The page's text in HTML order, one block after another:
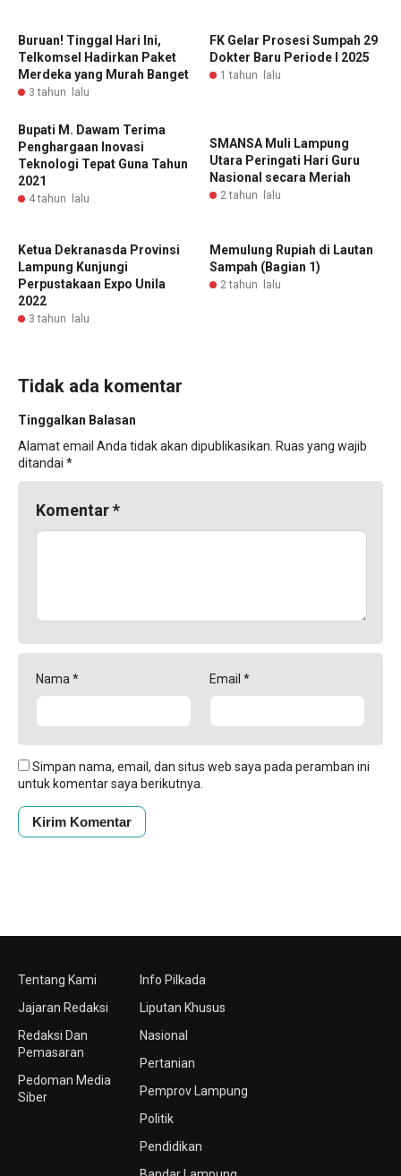
Buruan! Tinggal Hari Ini,
Telkomsel Hadirkan Paket
Merdeka yang Murah Banget
3 tahun lalu
FK Gelar Prosesi Sumpah 29
Dokter Baru Periode I 2025
1 tahun lalu
Bupati M. Dawam Terima
Penghargaan Inovasi
Teknologi Tepat Guna Tahun
2021
4 tahun lalu
SMANSA Muli Lampung
Utara Peringati Hari Guru
Nasional secara Meriah
2 tahun lalu
Ketua Dekranasda Provinsi
Lampung Kunjungi
Perpustakaan Expo Unila
2022
3 tahun lalu
Memulung Rupiah di Lautan
Sampah (Bagian 1)
2 tahun lalu
Tidak ada komentar
Tinggalkan Balasan
Alamat email Anda tidak akan dipublikasikan. Ruas yang wajib
ditandai *
Komentar*
Nama * Email *
Simpan nama, email, dan situs web saya pada peramban ini
untuk komentar saya berikutnya.
Tentang Kami
Jajaran Redaksi
Redaksi Dan
Pemasaran
Pedoman Media
Siber
Info Pilkada
Liputan Khusus
Nasional
Pertanian
Pemprov Lampung
Politik
Pendidikan